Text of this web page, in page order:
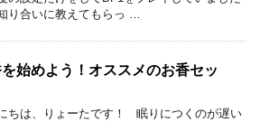
り合いに教えてもらっ …
始めよう！オススメのお香セッ
ちは、りょーたです！ 眠りにつくのが遅い